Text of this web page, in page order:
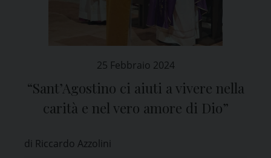
25 Febbraio 2024
“Sant’Agostino ci aiuti a vivere nella
carità e nel vero amore di Dio”
di Riccardo Azzolini